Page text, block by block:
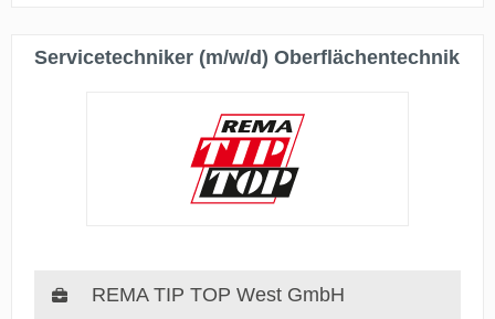
Servicetechniker (m/w/d) Oberflächentechnik
REMA TIP TOP West GmbH